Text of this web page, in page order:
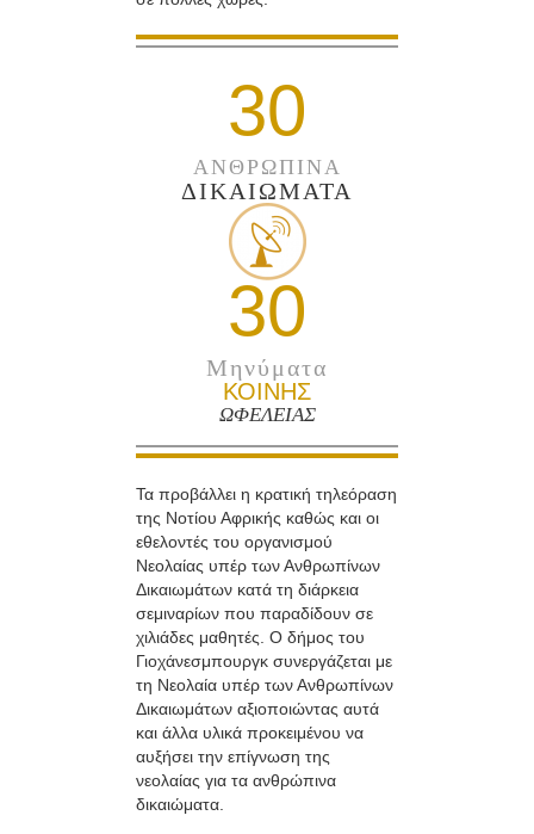
30
ΑΝΘΡΩΠΙΝΑ
ΔΙΚΑΙΩΜΑΤΑ
30
Μηνύματα
ΚΟΙΝΗΣ
ΩΦΕΛΕΙΑΣ
Τα προβάλλει η κρατική τηλεόραση
της Νοτίου Αφρικής καθώς και οι
εθελοντές του οργανισμού
Νεολαίας υπέρ των Ανθρωπίνων
Δικαιωμάτων κατά τη διάρκεια
σεμιναρίων που παραδίδουν σε
χιλιάδες μαθητές. Ο δήμος του
Γιοχάνεσμπουργκ συνεργάζεται με
τη Νεολαία υπέρ των Ανθρωπίνων
Δικαιωμάτων αξιοποιώντας αυτά
και άλλα υλικά προκειμένου να
αυξήσει την επίγνωση της
νεολαίας για τα ανθρώπινα
δικαιώματα.